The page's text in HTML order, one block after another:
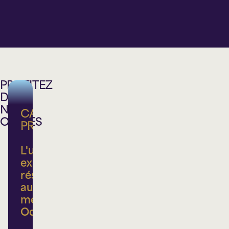
PROFITEZ
DE
NOS
OFFRES
CARTE
PRIVILÈGE
L'ultime
expérience
réservée
aux
membres
Odyscène